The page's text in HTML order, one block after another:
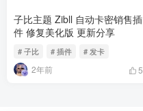
子比主题 Zibll 自动卡密销售插
件 修复美化版 更新分享
# 子比 # 插件 # 发卡
2年前 5